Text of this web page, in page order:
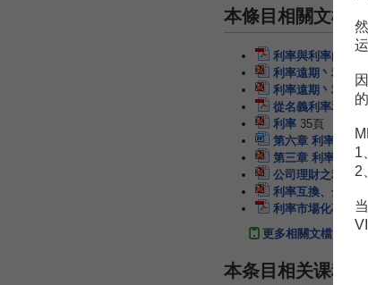
本條目相關文檔
利率與利率的決定
利率遠期丶利率
利率遠期丶利率
從名義利率和實際
利率 35頁
第六章 利率和利
第三章 利率與利
公司理財之利率
利率互換、金融工
利率市場化專題
更多相關文檔
本条目相关课程
1
2